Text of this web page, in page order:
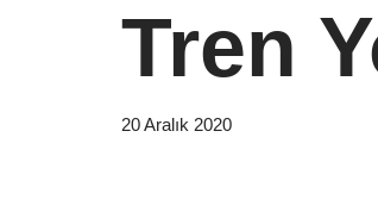
Tren
20 Aralık 2020